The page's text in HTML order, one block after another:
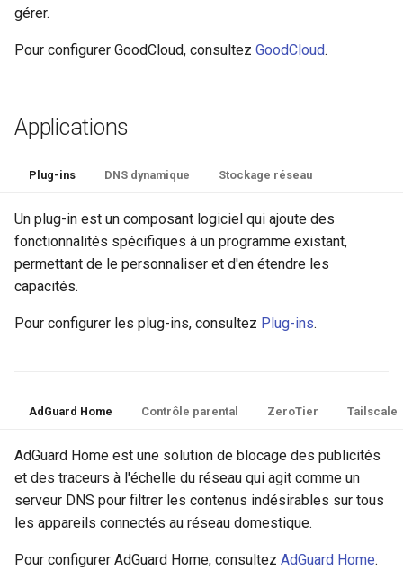
gérer.
Pour configurer GoodCloud, consultez GoodCloud.
Applications
Plug-ins DNS dynamique Stockage réseau
Un plug-in est un composant logiciel qui ajoute des
fonctionnalités spécifiques à un programme existant,
permettant de le personnaliser et d'en étendre les
capacités.
Pour configurer les plug-ins, consultez Plug-ins.
AdGuard Home Contrôle parental ZeroTier Tailscale
AdGuard Home est une solution de blocage des publicités
et des traceurs à l'échelle du réseau qui agit comme un
serveur DNS pour filtrer les contenus indésirables sur tous
les appareils connectés au réseau domestique.
Pour configurer AdGuard Home, consultez AdGuard Home.